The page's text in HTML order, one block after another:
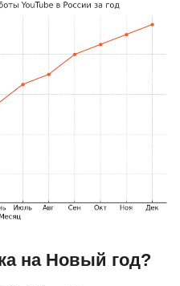
на Новый год?